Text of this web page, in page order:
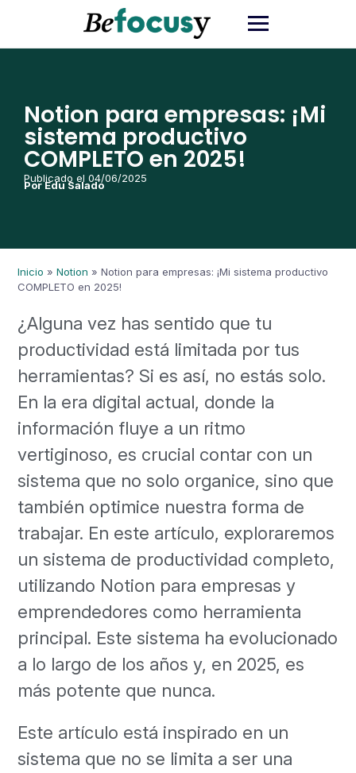
Notion para empresas: ¡Mi
sistema productivo
COMPLETO en 2025!
Publicado el 04/06/2025
Por Edu Salado
Inicio »Notion »Notion para empresas: ¡Mi sistema productivo
COMPLETO en 2025!
¿Alguna vez has sentido que tu
productividad está limitada por tus
herramientas? Si es así, no estás solo.
En la era digital actual, donde la
información fluye a un ritmo
vertiginoso, es crucial contar con un
sistema que no solo organice, sino que
también optimice nuestra forma de
trabajar. En este artículo, exploraremos
un sistema de productividad completo,
utilizando Notion para empresas y
emprendedores como herramienta
principal. Este sistema ha evolucionado
a lo largo de los años y, en 2025, es
más potente que nunca.
Este artículo está inspirado en un
sistema que no se limita a ser una